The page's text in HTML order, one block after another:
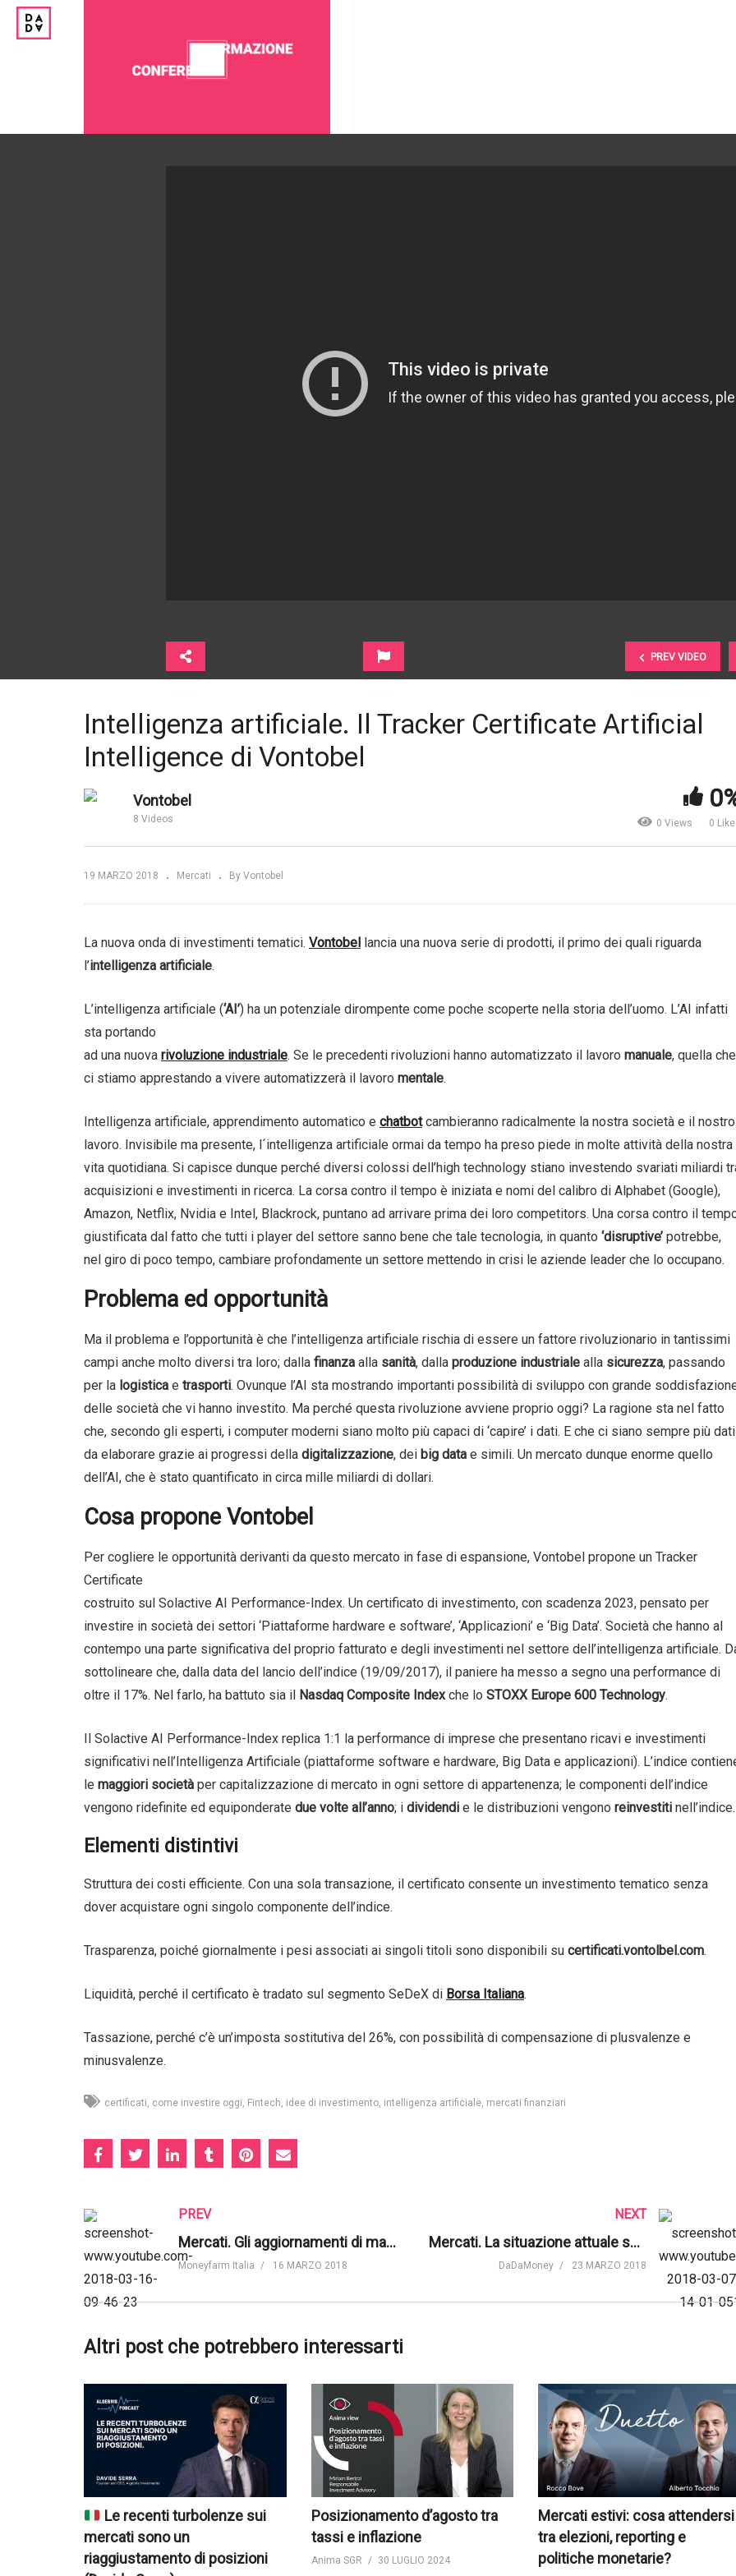
PREV VIDEO
Una nuova fase nel ciclo di
crescita dei Mercati
Partners
view di marzo 2018 di
Intelligenza artificiale. Il Tracker Certificate Artificial
Intelligence di Vontobel
Vontobel
8 Videos 0 Views 0
19 MARZO 2018 Mercati By Vontobel
La nuova onda di investimenti tematici. Vontobel lancia una nuova serie di prodotti, il primo dei quali riguarda
l’intelligenza artificiale.
L’intelligenza artificiale (‘AI’) ha un potenziale dirompente come poche scoperte nella storia dell’uomo. L’AI infatti
sta portando
ad una nuova rivoluzione industriale. Se le precedenti rivoluzioni hanno automatizzato il lavoro manuale, quella che
ci stiamo apprestando a vivere automatizzerà il lavoro mentale.
Intelligenza artificiale, apprendimento automatico e chatbot cambieranno radicalmente la nostra società e il nostro
lavoro. Invisibile ma presente, l´intelligenza artificiale ormai da tempo ha preso piede in molte attività della nostra
vita quotidiana. Si capisce dunque perché diversi colossi dell’high technology stiano investendo svariati miliardi
acquisizioni e investimenti in ricerca. La corsa contro il tempo è iniziata e nomi del calibro di Alphabet (Google),
Amazon, Netflix, Nvidia e Intel, Blackrock, puntano ad arrivare prima dei loro competitors. Una corsa contro il
giustificata dal fatto che tutti i player del settore sanno bene che tale tecnologia, in quanto ‘disruptive’ potrebbe,
nel giro di poco tempo, cambiare profondamente un settore mettendo in crisi le aziende leader che lo occupano.
Problema ed opportunità
Ma il problema e l’opportunità è che l’intelligenza artificiale rischia di essere un fattore rivoluzionario in tantissimi
campi anche molto diversi tra loro; dalla finanza alla sanità, dalla produzione industriale alla sicurezza, passando
per la logistica e trasporti. Ovunque l’AI sta mostrando importanti possibilità di sviluppo con grande
delle società che vi hanno investito. Ma perché questa rivoluzione avviene proprio oggi? La ragione sta nel fatto
che, secondo gli esperti, i computer moderni siano molto più capaci di ‘capire’ i dati. E che ci siano sempre più dati
da elaborare grazie ai progressi della digitalizzazione, dei big data e simili. Un mercato dunque enorme quello
dell’AI, che è stato quantificato in circa mille miliardi di dollari.
Cosa propone Vontobel
Per cogliere le opportunità derivanti da questo mercato in fase di espansione, Vontobel propone un Tracker
Certificate
costruito sul Solactive AI Performance-Index. Un certificato di investimento, con scadenza 2023, pensato per
investire in società dei settori ‘Piattaforme hardware e software’, ‘Applicazioni’ e ‘Big Data’. Società che hanno al
contempo una parte significativa del proprio fatturato e degli investimenti nel settore dell’intelligenza artificiale.
sottolineare che, dalla data del lancio dell’indice (19/09/2017), il paniere ha messo a segno una performance di
oltre il 17%. Nel farlo, ha battuto sia il Nasdaq Composite Indexche lo STOXX Europe 600 Technology.
Il Solactive AI Performance-Index replica 1:1 la performance di imprese che presentano ricavi e investimenti
significativi nell’Intelligenza Artificiale (piattaforme software e hardware, Big Data e applicazioni). L’indice
le maggiori società per capitalizzazione di mercato in ogni settore di appartenenza; le componenti dell’indice
vengono ridefinite ed equiponderate due volte all’anno; i dividendi e le distribuzioni vengono reinvestiti nell’indice.
Elementi distintivi
Struttura dei costi efficiente. Con una sola transazione, il certificato consente un investimento tematico senza
dover acquistare ogni singolo componente dell’indice.
Trasparenza, poiché giornalmente i pesi associati ai singoli titoli sono disponibili su certificati.vontolbel.com.
Liquidità, perché il certificato è tradato sul segmento SeDeX di Borsa Italiana.
Tassazione, perché c’è un’imposta sostitutiva del 26%, con possibilità di compensazione di plusvalenze e
minusvalenze.
certificati come investire oggi Fintech idee di investimento intelligenza artificiale mercati finanziari
PREV
Mercati. Gli aggiornamenti di marzo di Moneyfarm
Moneyfarm Italia 16 MARZO 2018
NEXT
Mercati. La situazione attuale secondo Alessandro Fugnoli, strategist di Kairos Partners
DaDaMoney 23 MARZO 2018
Altri post che potrebbero interessarti
Le recenti turbolenze sui
mercati sono un
riaggiustamento di posizioni
Posizionamento d’agosto tra
tassi e inflazione
Anima SGR 30 LUGLIO 2024
Mercati estivi: cosa attendersi
tra elezioni, reporting e
politiche monetarie?